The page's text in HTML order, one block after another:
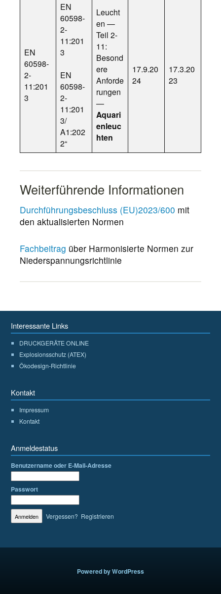
EN
60598-
2-
11:201
3
EN
60598-
2-
11:201
3
EN
60598-
2-
11:201
3/
A1:202
2“
Leucht
en —
Teil 2-
11:
Besond
ere
Anforde
rungen
—
Aquari
enleuc
hten
17.9.20
24
17.3.20
23
Weiterführende Informationen
Durchführungsbeschluss (EU)2023/600 mit
den aktualisierten Normen
Fachbeitrag über Harmonisierte Normen zur
Niederspannungsrichtlinie
Interessante Links
DRUCKGERÄTE ONLINE
Explosionsschutz (ATEX)
Ökodesign-Richtlinie
Kontakt
Impressum
Kontakt
Anmeldestatus
Benutzername oder E-Mail-Adresse
Passwort
Vergessen? Registrieren
Powered by WordPress